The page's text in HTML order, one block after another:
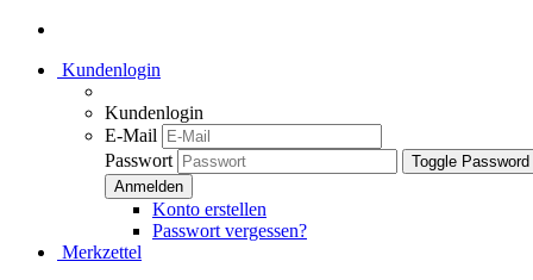
Kundenlogin
Kundenlogin
E-Mail
Passwort
Toggle
Konto erstellen
Passwort vergessen?
Merkzettel